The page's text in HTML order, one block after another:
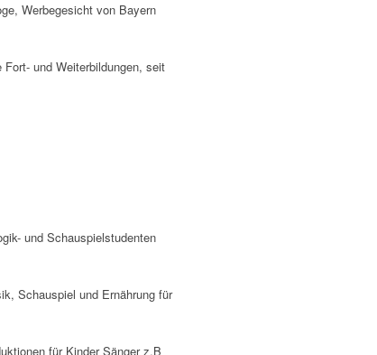
Werbegesicht von Bayern
und Weiterbildungen, seit
und Schauspielstudenten
Schauspiel und Ernährung für
für Kinder Sänger z.B